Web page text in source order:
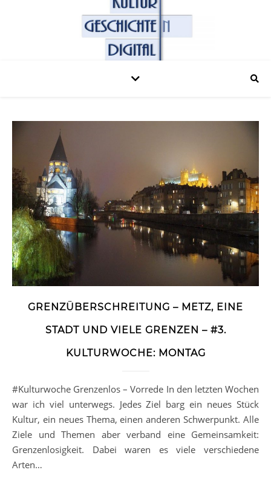
GRENZÜBERSCHREITUNG – METZ, EINE
STADT UND VIELE GRENZEN – #3.
KULTURWOCHE: MONTAG
#Kulturwoche Grenzenlos – Vorrede In den letzten Wochen
war ich viel unterwegs. Jedes Ziel barg ein neues Stück
Kultur, ein neues Thema, einen anderen Schwerpunkt. Alle
Ziele und Themen aber verband eine Gemeinsamkeit:
Grenzenlosigkeit. Dabei waren es viele verschiedene
Arten…